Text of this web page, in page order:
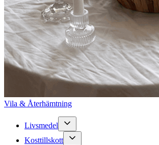
Vila & Återhämtning
Livsmedel
Kosttillskott